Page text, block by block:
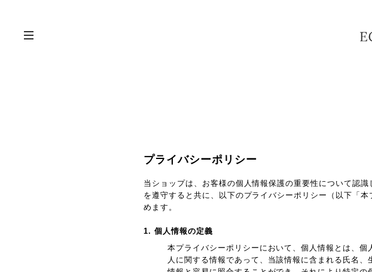
プライバシーポリシー
当ショップは、お客様の個人情報保護の重要性について認
を遵守すると共に、以下のプライバシーポリシー（以下「
めます。
1. 個人情報の定義
本プライバシーポリシーにおいて、個人情報とは、
人に関する情報であって、当該情報に含まれる氏名